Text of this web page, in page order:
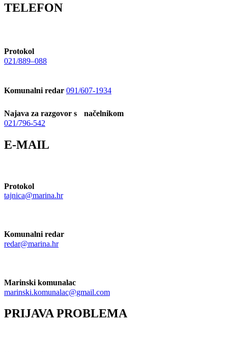
TELEFON
Protokol
021/889–088
Komunalni redar 091/607-1934
Najava za razgovor s načelnikom
021/796-542
E-MAIL
Protokol
tajnica@marina.hr
Komunalni redar
redar@marina.hr
Marinski komunalac
marinski.komunalac@gmail.com
PRIJAVA PROBLEMA